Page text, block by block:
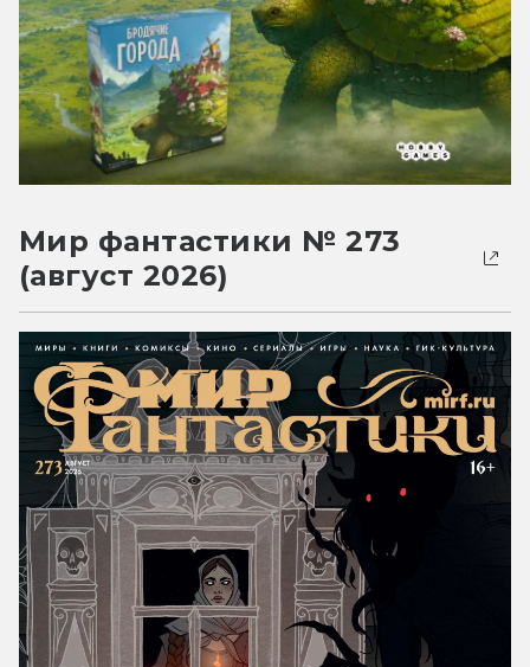
Мир фантастики № 273
(август 2026)